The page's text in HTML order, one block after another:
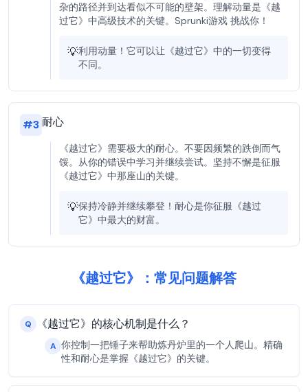
杂的路径并到达看似不可能的壁架。理解动量是《越
过它》中高级技术的关键。Sprunki游戏 挑战你！
💡利用动量！它可以让《越过它》中的一切变得
不同。
#3耐心
《越过它》需要极大的耐心。不要因频繁的跌倒而气
馁。从你的错误中学习并继续尝试。坚持不懈是征服
《越过它》中那座山的关键。
💡保持冷静并继续攀登！耐心是你征服《越过
它》中最大的财富。
《越过它》：常见问题解答
Q 《越过它》的核心机制是什么？
A 你控制一把锤子来帮助炼丹炉里的一个人爬山。精确
性和耐心是掌握《越过它》的关键。